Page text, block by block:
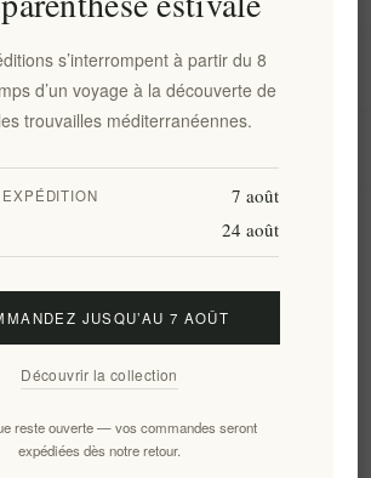
Mon compte
désinscrire
s’interrompent à partir du 8
d’un voyage à la découverte de
trouvailles méditerranéennes.
7 août
24 août
JUSQU’AU 7 AOÛT
Découvrir la collection
reste ouverte — vos commandes seront
expédiées dès notre retour.